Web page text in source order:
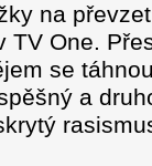
na
One.
se
a